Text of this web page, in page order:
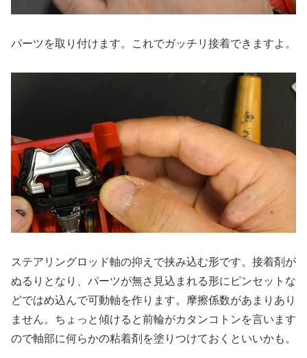
パーツを取り付けます。これでガッチリ接着できますよ。
ステアリングロッド軸の抑えで挟み込む形です。接着剤が
ぬるりとなり、パーツが無さ見込まれる形にピンセットな
どではめ込んで可動軸を作ります。摩擦係数があまりあり
ません。ちょっと傾けると前輪がカタンコトンを言います
ので軸部に何らかの粘着剤を塗りつけておくといいかも。